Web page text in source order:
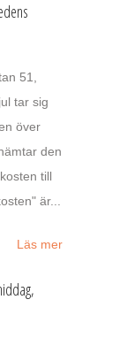
51,
tar sig
över
den
till
är...
Läs mer